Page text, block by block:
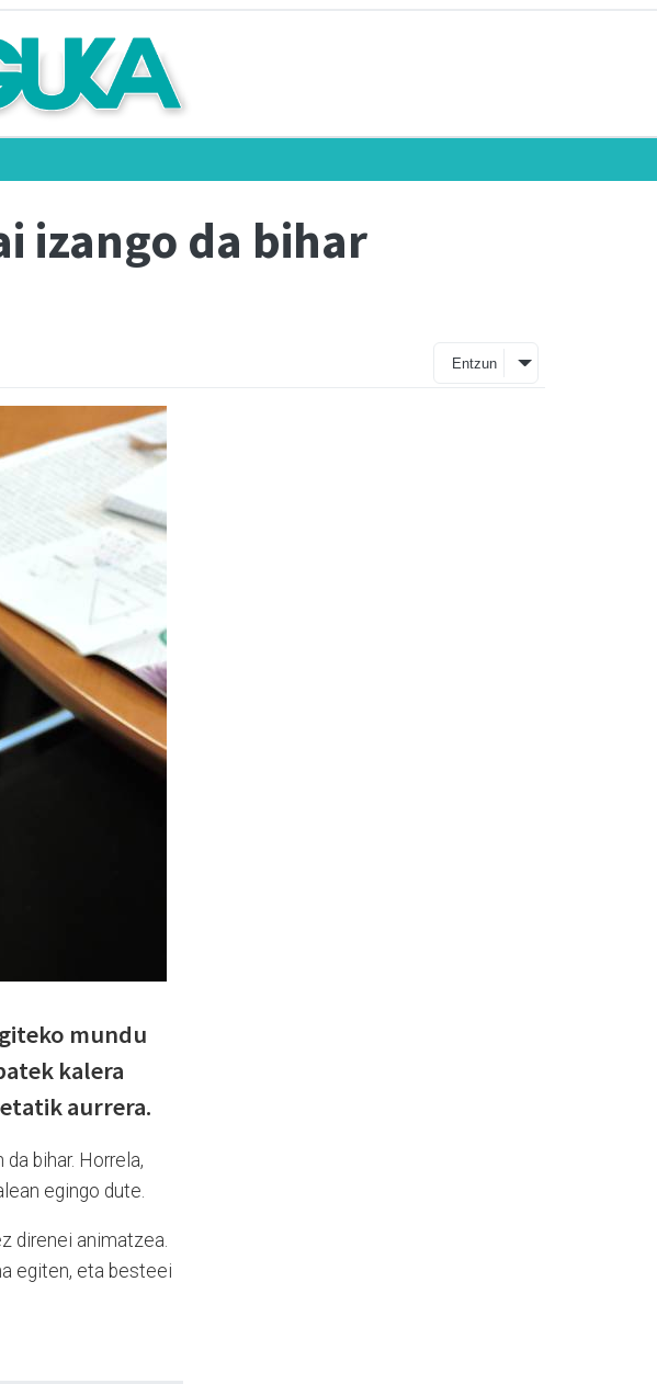
izango da bihar
Entzun
mundu
kalera
aurrera.
bihar. Horrela,
egingo dute.
direnei animatzea.
egiten, eta besteei